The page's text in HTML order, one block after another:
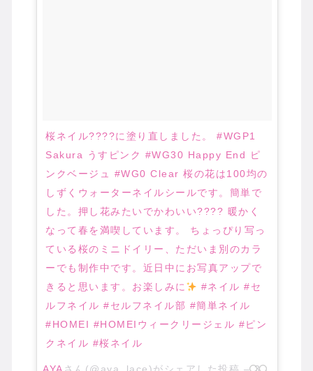
桜ネイル????に塗り直しました。 #WGP1
Sakura うすピンク #WG30 Happy End ピ
ンクベージュ #WG0 Clear 桜の花は100均の
しずくウォーターネイルシールです。簡単で
した。押し花みたいでかわいい???? 暖かく
なって春を満喫しています。 ちょっぴり写っ
ている桜のミニドイリー、ただいま別のカラ
ーでも制作中です。近日中にお写真アップで
きると思います。お楽しみに
#ネイル #セ
ルフネイル #セルフネイル部 #簡単ネイル
#HOMEI #HOMEIウィークリージェル #ピン
クネイル #桜ネイル